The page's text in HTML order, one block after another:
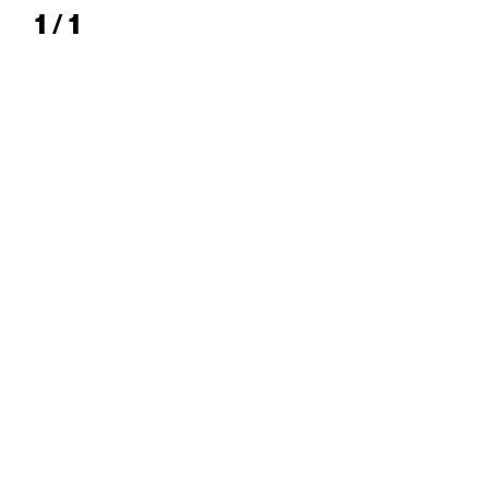
1 / 1